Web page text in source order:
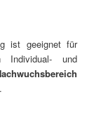
ist geeignet für
und